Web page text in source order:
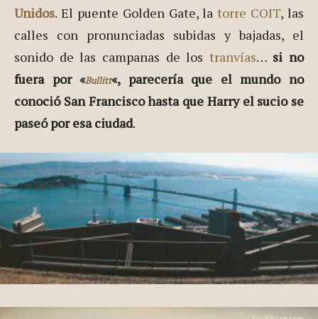
Unidos. El puente Golden Gate, latorre COIT, las
calles con pronunciadas subidas y bajadas, el
sonido de las campanas de los tranvías… si no
fuera por «Bullitt«, parecería que el mundo no
conoció San Francisco hasta que Harry el sucio se
paseó por esa ciudad.